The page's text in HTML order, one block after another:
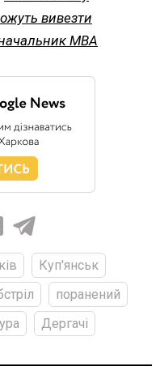
вивезти
МВА
Куп'янськ
поранений
Дергачі